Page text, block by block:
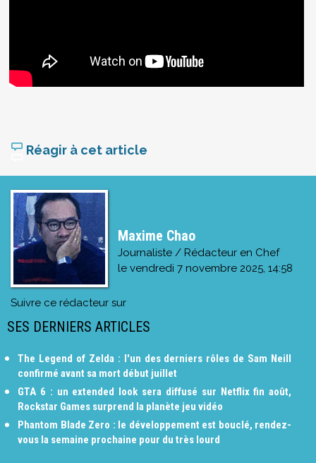
Réagir à cet article
Maxime Chao
Journaliste / Rédacteur en Chef
le vendredi 7 novembre 2025, 14:58
Suivre ce rédacteur sur
SES DERNIERS ARTICLES
The Legend of Zelda : l'un des derniers rôles de Sam Neill
confirmé avant sa mort début juillet
GTA 6 : un extended look sera diffusé sur Netflix fin août,
Rockstar Games surprend la planète jeu vidéo
Phantom Blade Zero : le développement est bouclé, rendez-
vous la semaine prochaine pour du très lourd